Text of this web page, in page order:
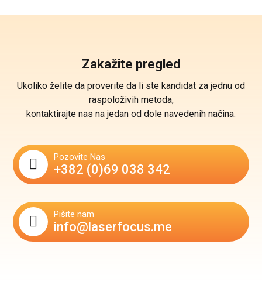
Zakažite pregled
Ukoliko želite da proverite da li ste kandidat za jednu od
raspoloživih metoda,
kontaktirajte nas na jedan od dole navedenih načina.
Pozovite Nas
+382 (0)69 038 342
Pišite nam
info@laserfocus.me